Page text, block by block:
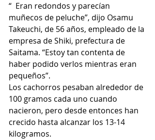
“  Eran redondos y parecían
muñecos de peluche”, dijo Osamu
Takeuchi, de 56 años, empleado de la
empresa de Shiki, prefectura de
Saitama. “Estoy tan contenta de
haber podido verlos mientras eran
pequeños”.
Los cachorros pesaban alrededor de
100 gramos cada uno cuando
nacieron, pero desde entonces han
crecido hasta alcanzar los 13-14
kilogramos.